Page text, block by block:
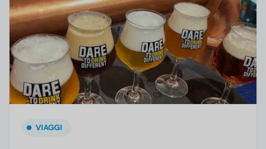
VIAGGI